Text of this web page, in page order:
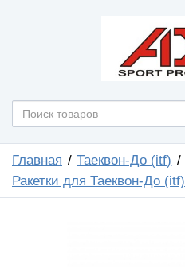
Главная
Таеквон-До (itf)
Ракетки для Таеквон-До (itf)